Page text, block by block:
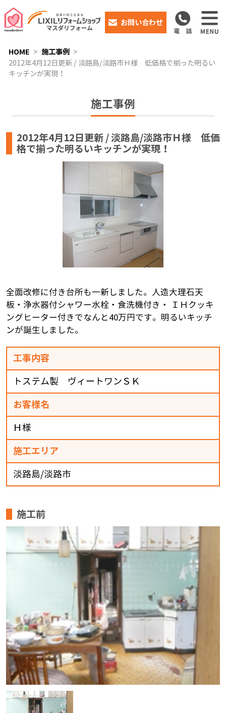
お問い合わせ
HOME
施工事例
2012年4月12日更新 / 淡路島/淡路市Ｈ様 低価格で揃った明るい
キッチンが実現！
施工事例
2012年4月12日更新 / 淡路島/淡路市Ｈ様 低価
格で揃った明るいキッチンが実現！
全面改修に付き台所も一新しました。人造大理石天
板・浄水器付シャワー水栓・食洗機付き・ ＩＨクッキ
ングヒーター付きでなんと40万円です。明るいキッチ
ンが誕生しました。
工事内容
トステム製 ヴィートワンＳＫ
お客様名
Ｈ様
施工エリア
淡路島/淡路市
施工前